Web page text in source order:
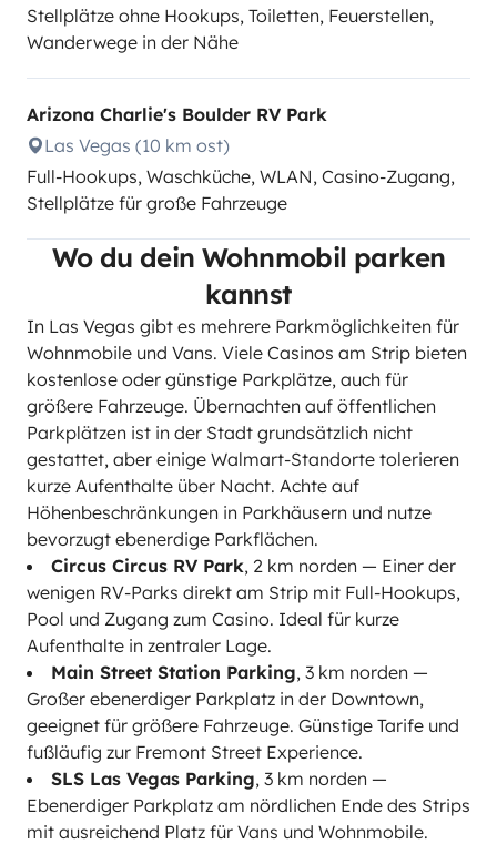
Stellplätze ohne Hookups, Toiletten, Feuerstellen,
Wanderwege in der Nähe
Arizona Charlie's Boulder RV Park
Las Vegas (10 km ost)
Full-Hookups, Waschküche, WLAN, Casino-Zugang,
Stellplätze für große Fahrzeuge
Wo du dein Wohnmobil parken
kannst
In Las Vegas gibt es mehrere Parkmöglichkeiten für
Wohnmobile und Vans. Viele Casinos am Strip bieten
kostenlose oder günstige Parkplätze, auch für
größere Fahrzeuge. Übernachten auf öffentlichen
Parkplätzen ist in der Stadt grundsätzlich nicht
gestattet, aber einige Walmart-Standorte tolerieren
kurze Aufenthalte über Nacht. Achte auf
Höhenbeschränkungen in Parkhäusern und nutze
bevorzugt ebenerdige Parkflächen.
Circus Circus RV Park, 2 km norden — Einer der
wenigen RV-Parks direkt am Strip mit Full-Hookups,
Pool und Zugang zum Casino. Ideal für kurze
Aufenthalte in zentraler Lage.
Main Street Station Parking, 3 km norden —
Großer ebenerdiger Parkplatz in der Downtown,
geeignet für größere Fahrzeuge. Günstige Tarife und
fußläufig zur Fremont Street Experience.
SLS Las Vegas Parking, 3 km norden —
Ebenerdiger Parkplatz am nördlichen Ende des Strips
mit ausreichend Platz für Vans und Wohnmobile.